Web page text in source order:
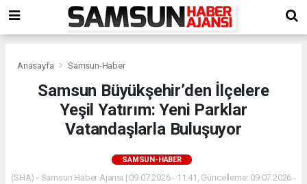
Anasayfa Samsun-Haber
Samsun Büyükşehir’den İlçelere
Yeşil Yatırım: Yeni Parklar
Vatandaşlarla Buluşuyor
SAMSUN-HABER
(SHA) - Samsun Haber Ajansı | 09.07.2026 - 11:41, Güncelleme: 09.07.2026 -